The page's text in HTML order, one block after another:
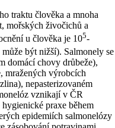
traktu člověka a mnoha
mořských živočichů a
u člověka je 105-
být nižší). Salmonely se
domácí chovy drůbeže),
mražených výrobcích
nepasterizovaném
vznikají v ČR
praxe během
epidemiích salmonelózy